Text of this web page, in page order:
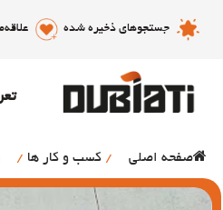
جستجوهای ذخیره شده
صفحه اصلی / کسب و کار ها /